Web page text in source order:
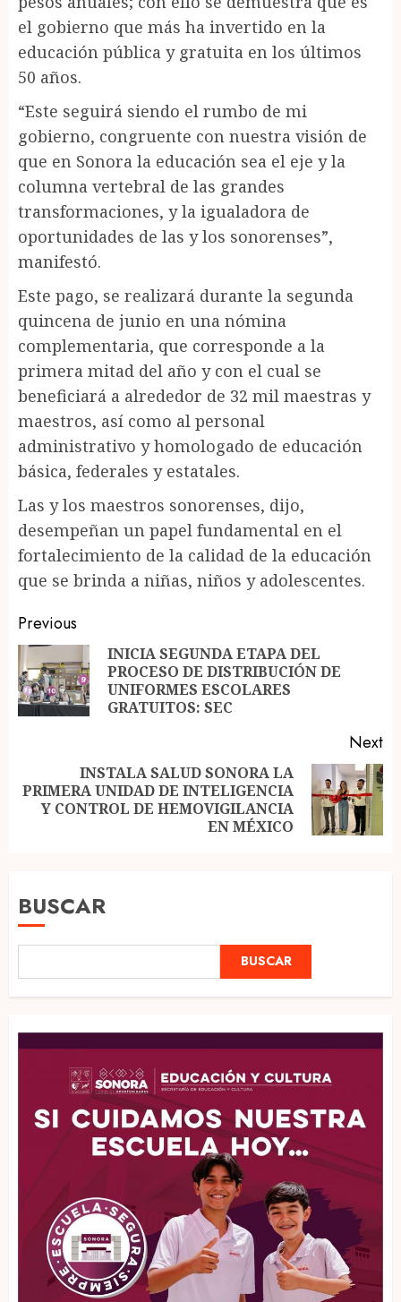
el gobierno que más ha invertido en la
educación pública y gratuita en los últimos
50 años.
“Este seguirá siendo el rumbo de mi
gobierno, congruente con nuestra visión de
que en Sonora la educación sea el eje y la
columna vertebral de las grandes
transformaciones, y la igualadora de
oportunidades de las y los sonorenses”,
manifestó.
Este pago, se realizará durante la segunda
quincena de junio en una nómina
complementaria, que corresponde a la
primera mitad del año y con el cual se
beneficiará a alrededor de 32 mil maestras y
maestros, así como al personal
administrativo y homologado de educación
básica, federales y estatales.
Las y los maestros sonorenses, dijo,
desempeñan un papel fundamental en el
fortalecimiento de la calidad de la educación
que se brinda a niñas, niños y adolescentes.
Post
navigation
Previous
INICIA SEGUNDA ETAPA DEL
PROCESO DE DISTRIBUCIÓN DE
UNIFORMES ESCOLARES
GRATUITOS: SEC
Next
Next
post:
INSTALA SALUD SONORA LA
PRIMERA UNIDAD DE INTELIGENCIA
Y CONTROL DE HEMOVIGILANCIA
EN MÉXICO
BUSCAR
BUSCAR